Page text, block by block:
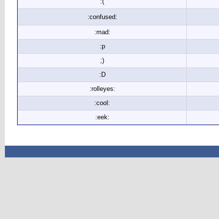
:confused:
:mad:
:p
;)
:D
:rolleyes:
:cool:
:eek: